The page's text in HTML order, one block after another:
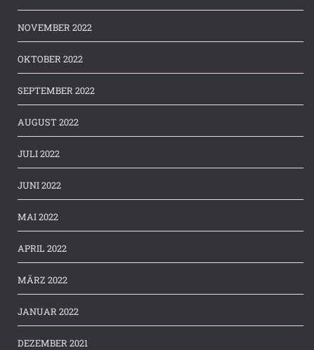
NOVEMBER 2022
OKTOBER 2022
SEPTEMBER 2022
AUGUST 2022
JULI 2022
JUNI 2022
MAI 2022
APRIL 2022
MÄRZ 2022
JANUAR 2022
DEZEMBER 2021